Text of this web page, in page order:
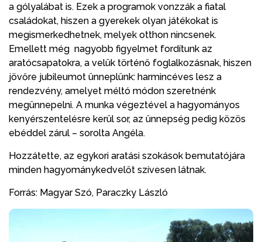
a gólyalábat is. Ezek a programok vonzzák a fiatal
családokat, hiszen a gyerekek olyan játékokat is
megismerkedhetnek, melyek otthon nincsenek.
Emellett még nagyobb figyelmet fordítunk az
aratócsapatokra, a velük történő foglalkozásnak, hiszen
jövőre jubileumot ünneplünk: harmincéves lesz a
rendezvény, amelyet méltó módon szeretnénk
megünnepelni. A munka végeztével a hagyományos
kenyérszentelésre kerül sor, az ünnepség pedig közös
ebéddel zárul – sorolta Angéla.
Hozzátette, az egykori aratási szokások bemutatójára
minden hagyománykedvelőt szívesen látnak.
Forrás: Magyar Szó, Paraczky László